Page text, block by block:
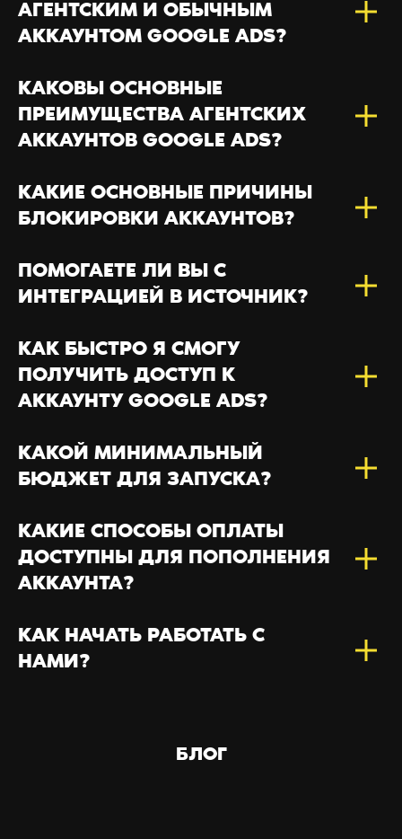
АГЕНТСКИМ И ОБЫЧНЫМ
АККАУНТОМ GOOGLE ADS?
КАКОВЫ ОСНОВНЫЕ
ПРЕИМУЩЕСТВА АГЕНТСКИХ
АККАУНТОВ GOOGLE ADS?
КАКИЕ ОСНОВНЫЕ ПРИЧИНЫ
БЛОКИРОВКИ АККАУНТОВ?
ПОМОГАЕТЕ ЛИ ВЫ С
ИНТЕГРАЦИЕЙ В ИСТОЧНИК?
КАК БЫСТРО Я СМОГУ
ПОЛУЧИТЬ ДОСТУП К
АККАУНТУ GOOGLE ADS?
КАКОЙ МИНИМАЛЬНЫЙ
БЮДЖЕТ ДЛЯ ЗАПУСКА?
КАКИЕ СПОСОБЫ ОПЛАТЫ
ДОСТУПНЫ ДЛЯ ПОПОЛНЕНИЯ
АККАУНТА?
КАК НАЧАТЬ РАБОТАТЬ С
НАМИ?
БЛОГ